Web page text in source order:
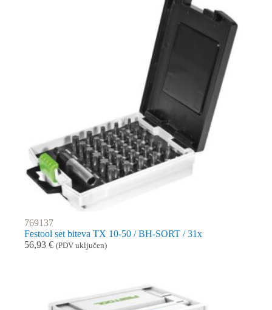
769137
Festool set biteva TX 10-50 / BH-SORT / 31x
56,93 € (PDV uključen)